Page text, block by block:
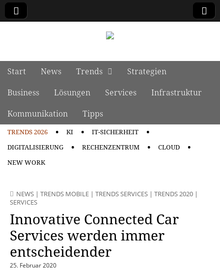
Main menu
Skip to content
Start News Trends
Strategien
Business
Lösungen Services
Infrastruktur
Kommunikation
Tipps
TRENDS 2026 KI
IT-SICHERHEIT
DIGITALISIERUNG
RECHENZENTRUM
CLOUD
NEW WORK
NEWS | TRENDS MOBILE | TRENDS SERVICES | TRENDS 2020 |
SERVICES
Innovative Connected Car
Services werden immer
entscheidender
25. Februar 2020